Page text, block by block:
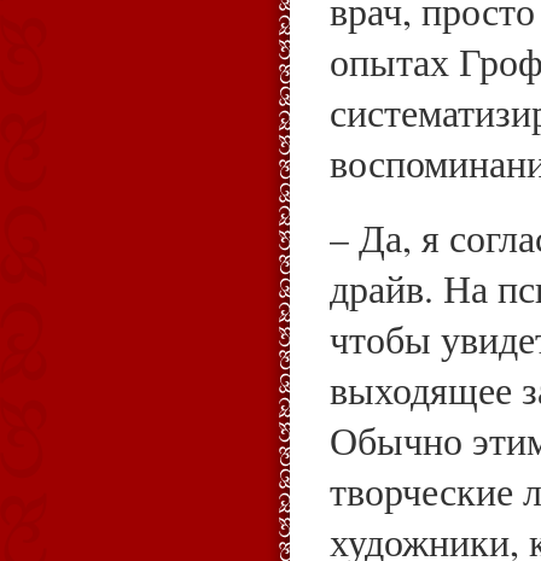
врач,
опытах
– Да, я
драйв. На
чтобы
выходящее
Обычно
творческие
художники,